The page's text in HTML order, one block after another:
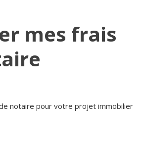
mes frais
notaire pour votre projet immobilier